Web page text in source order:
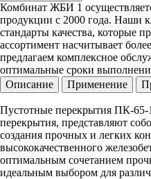
Комбинат ЖБИ 1
продукции с 2000 года. Наши
стандарты качества, которые
ассортимент насчитывает
предлагаем комплексное
оптимальные сроки
Описание
Применение
Пустотные перекрытия ПК-65-
перекрытия, представляют
создания прочных и легких
высококачественного
оптимальным сочетанием
идеальным выбором для